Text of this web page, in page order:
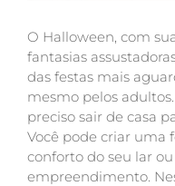
O Halloween, com
fantasias
das festas mais
mesmo pelos
preciso sair de casa
Você pode criar uma
conforto do seu lar
empreendimento.